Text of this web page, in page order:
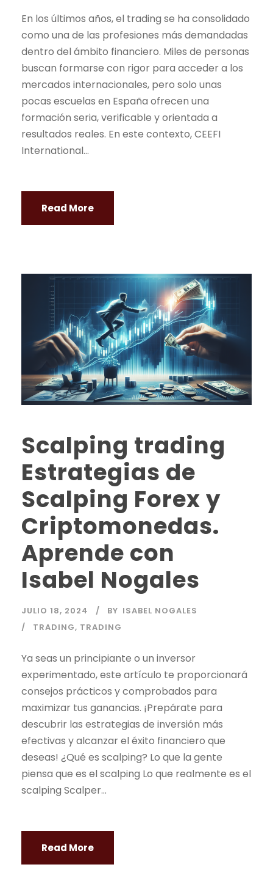
En los últimos años, el trading se ha consolidado
como una de las profesiones más demandadas
dentro del ámbito financiero. Miles de personas
buscan formarse con rigor para acceder a los
mercados internacionales, pero solo unas
pocas escuelas en España ofrecen una
formación seria, verificable y orientada a
resultados reales. En este contexto, CEEFI
International...
Read More
Scalping trading
Estrategias de
Scalping Forex y
Criptomonedas.
Aprende con
Isabel Nogales
JULIO 18, 2024 BY ISABEL NOGALES
TRADING, TRADING
Ya seas un principiante o un inversor
experimentado, este artículo te proporcionará
consejos prácticos y comprobados para
maximizar tus ganancias. ¡Prepárate para
descubrir las estrategias de inversión más
efectivas y alcanzar el éxito financiero que
deseas! ¿Qué es scalping? Lo que la gente
piensa que es el scalping Lo que realmente es el
scalping Scalper...
Read More